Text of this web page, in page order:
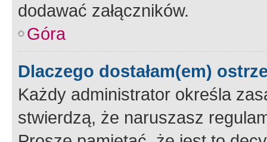
dodawać załączników.
Góra
Dlaczego dostałam(em)
Każdy administrator określa
stwierdzą, że naruszasz